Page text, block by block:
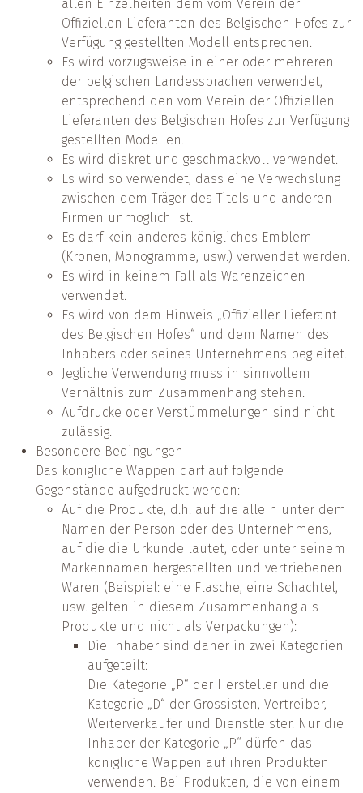
allen Einzelheiten dem vom Verein der
Offiziellen Lieferanten des Belgischen Hofes zur
Verfügung gestellten Modell entsprechen.
Es wird vorzugsweise in einer oder mehreren
der belgischen Landessprachen verwendet,
entsprechend den vom Verein der Offiziellen
Lieferanten des Belgischen Hofes zur Verfügung
gestellten Modellen.
Es wird diskret und geschmackvoll verwendet.
Es wird so verwendet, dass eine Verwechslung
zwischen dem Träger des Titels und anderen
Firmen unmöglich ist.
Es darf kein anderes königliches Emblem
(Kronen, Monogramme, usw.) verwendet werden.
Es wird in keinem Fall als Warenzeichen
verwendet.
Es wird von dem Hinweis „Offizieller Lieferant
des Belgischen Hofes“ und dem Namen des
Inhabers oder seines Unternehmens begleitet.
Jegliche Verwendung muss in sinnvollem
Verhältnis zum Zusammenhang stehen.
Aufdrucke oder Verstümmelungen sind nicht
zulässig.
Besondere Bedingungen
Das königliche Wappen darf auf folgende
Gegenstände aufgedruckt werden:
Auf die Produkte, d.h. auf die allein unter dem
Namen der Person oder des Unternehmens,
auf die die Urkunde lautet, oder unter seinem
Markennamen hergestellten und vertriebenen
Waren (Beispiel: eine Flasche, eine Schachtel,
usw. gelten in diesem Zusammenhang als
Produkte und nicht als Verpackungen):
Die Inhaber sind daher in zwei Kategorien
aufgeteilt:
Die Kategorie „P“ der Hersteller und die
Kategorie „D“ der Grossisten, Vertreiber,
Weiterverkäufer und Dienstleister. Nur die
Inhaber der Kategorie „P“ dürfen das
königliche Wappen auf ihren Produkten
verwenden. Bei Produkten, die von einem